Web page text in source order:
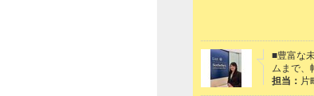
■豊富な
ムまで、
担当：